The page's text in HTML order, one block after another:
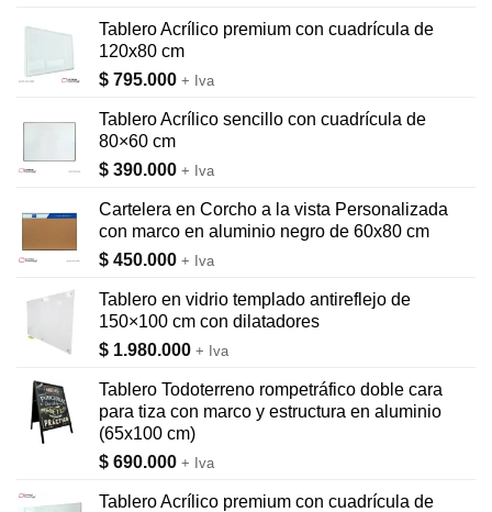
Tablero Acrílico premium con cuadrícula de
120x80 cm
$ 795.000 + Iva
Tablero Acrílico sencillo con cuadrícula de
80×60 cm
$ 390.000 + Iva
Cartelera en Corcho a la vista Personalizada
con marco en aluminio negro de 60x80 cm
$ 450.000 + Iva
Tablero en vidrio templado antireflejo de
150×100 cm con dilatadores
$ 1.980.000 + Iva
Tablero Todoterreno rompetráfico doble cara
para tiza con marco y estructura en aluminio
(65x100 cm)
$ 690.000 + Iva
Tablero Acrílico premium con cuadrícula de